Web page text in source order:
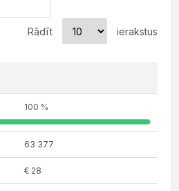
Rādīt ierakstus
100 %
63 377
€ 28